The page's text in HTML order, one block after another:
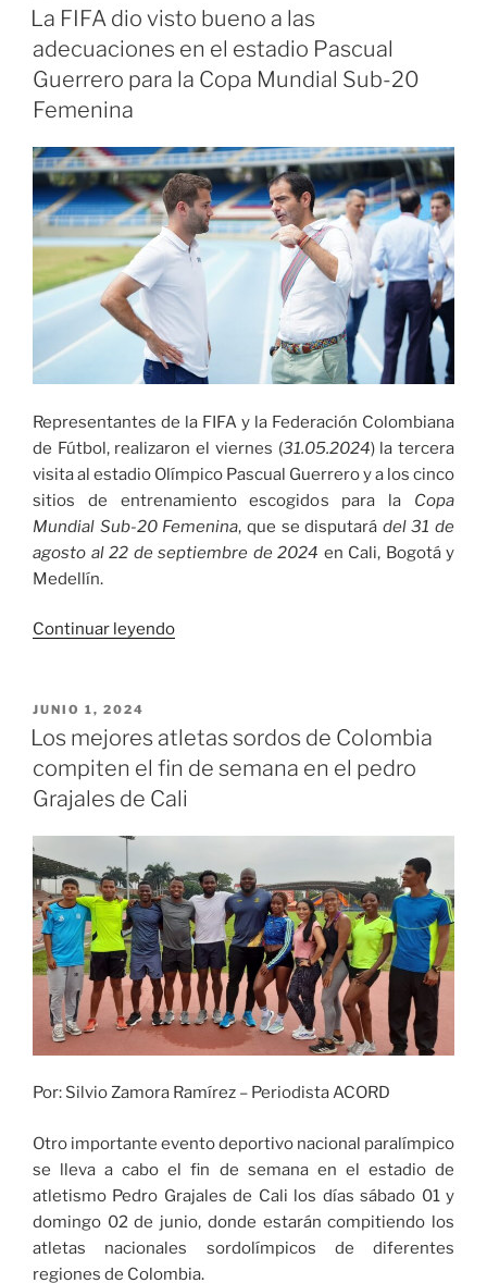
para
ciegos
se
corona
en
el
Gran
Prix
Francia 2024»
EL
La FIFA dio visto bueno a las
adecuaciones en el estadio Pascual
Guerrero para la Copa Mundial Sub-20
Femenina
Representantes de la FIFA y la Federación Colombiana
de Fútbol, realizaron el viernes (31.05.2024) la tercera
visita al estadio Olímpico Pascual Guerrero y a los cinco
sitios de entrenamiento escogidos para la Copa
Mundial Sub-20 Femenina, que se disputará del 31 de
agosto al 22 de septiembre de 2024 en Cali, Bogotá y
Medellín.
Continuar leyendo«La
bueno
adecuaciones
en
estadio
Pascual
Guerrero
para
la
Copa
Mundial
20
PUBLICADO
EL
JUNIO 1, 2024
Los mejores atletas sordos de Colombia
compiten el fin de semana en el pedro
Grajales de Cali
Por: Silvio Zamora Ramírez – Periodista ACORD
Otro importante evento deportivo nacional paralímpico
se lleva a cabo el fin de semana en el estadio de
atletismo Pedro Grajales de Cali los días sábado 01 y
domingo 02 de junio, donde estarán compitiendo los
atletas nacionales sordolímpicos de diferentes
regiones de Colombia.